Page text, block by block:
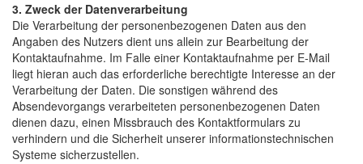
3. Zweck der Datenverarbeitung
Die Verarbeitung der personenbezogenen Daten aus den
Angaben des Nutzers dient uns allein zur Bearbeitung der
Kontaktaufnahme. Im Falle einer Kontaktaufnahme per E-Mail
liegt hieran auch das erforderliche berechtigte Interesse an der
Verarbeitung der Daten. Die sonstigen während des
Absendevorgangs verarbeiteten personenbezogenen Daten
dienen dazu, einen Missbrauch des Kontaktformulars zu
verhindern und die Sicherheit unserer informationstechnischen
Systeme sicherzustellen.